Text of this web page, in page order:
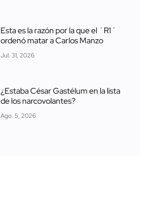
Esta es la razón por la que el ´R1´
ordenó matar a Carlos Manzo
Jul. 31, 2026
¿Estaba César Gastélum en la lista
de los narcovolantes?
Ago. 5, 2026